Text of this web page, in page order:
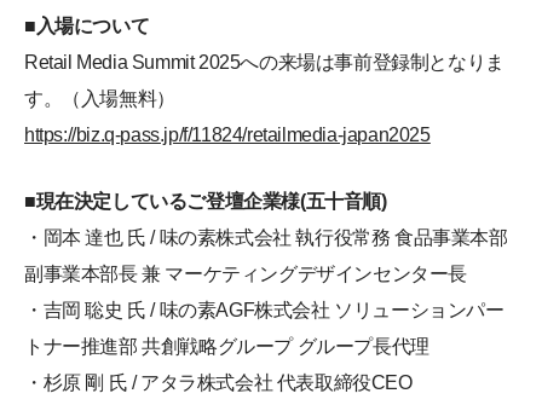
■入場について
Retail Media Summit 2025への来場は事前登録制となりま
す。（入場無料）
https://biz.q-pass.jp/f/11824/retailmedia-japan2025
■現在決定しているご登壇企業様(五十音順)
・岡本 達也 氏 / 味の素株式会社 執行役常務 食品事業本部
副事業本部長 兼 マーケティングデザインセンター長
・吉岡 聡史 氏 / 味の素AGF株式会社 ソリューションパー
トナー推進部 共創戦略グループ グループ長代理
・杉原 剛 氏 / アタラ株式会社 代表取締役CEO